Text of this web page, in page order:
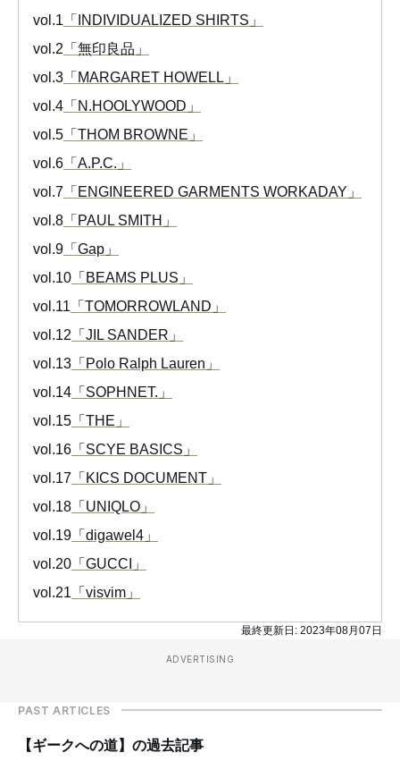
vol.1 「INDIVIDUALIZED SHIRTS」
vol.2 「無印良品」
vol.3 「MARGARET HOWELL」
vol.4 「N.HOOLYWOOD」
vol.5 「THOM BROWNE」
vol.6 「A.P.C.」
vol.7 「ENGINEERED GARMENTS WORKADAY」
vol.8 「PAUL SMITH」
vol.9 「Gap」
vol.10 「BEAMS PLUS」
vol.11 「TOMORROWLAND」
vol.12 「JIL SANDER」
vol.13 「Polo Ralph Lauren」
vol.14 「SOPHNET.」
vol.15 「THE」
vol.16 「SCYE BASICS」
vol.17 「KICS DOCUMENT」
vol.18 「UNIQLO」
vol.19 「digawel4」
vol.20 「GUCCI」
vol.21 「visvim」
最終更新日: 2023年08月07日
ADVERTISING
PAST ARTICLES
【ギークへの道】の過去記事